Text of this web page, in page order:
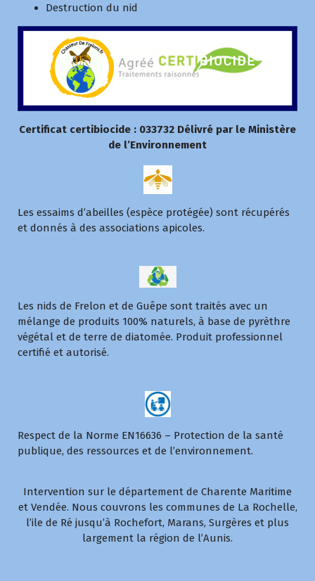
Destruction du nid
Certificat certibiocide : 033732 Délivré par le Ministère
de l’Environnement
Les essaims d’abeilles (espèce protégée) sont récupérés
et donnés à des associations apicoles.
Les nids de Frelon et de Guêpe sont traités avec un
mélange de produits 100% naturels, à base de pyrèthre
végétal et de terre de diatomée. Produit professionnel
certifié et autorisé.
Respect de la Norme EN16636 – Protection de la santé
publique, des ressources et de l’environnement.
Intervention sur le département de Charente Maritime
et Vendée. Nous couvrons les communes de La Rochelle,
l’ile de Ré jusqu’à Rochefort, Marans, Surgères et plus
largement la région de l’Aunis.